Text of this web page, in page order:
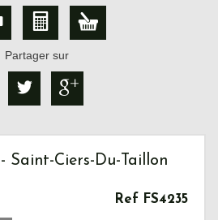
Partager sur
- Saint-Ciers-Du-Taillon
Ref FS4235